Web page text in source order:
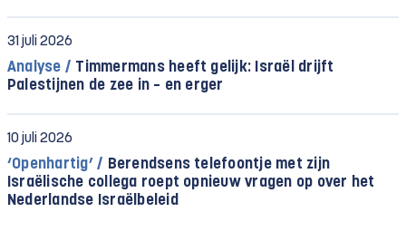
31 juli 2026
Analyse / Timmermans heeft gelijk: Israël drijft
Palestijnen de zee in – en erger
10 juli 2026
‘Openhartig’ / Berendsens telefoontje met zijn
Israëlische collega roept opnieuw vragen op over het
Nederlandse Israëlbeleid